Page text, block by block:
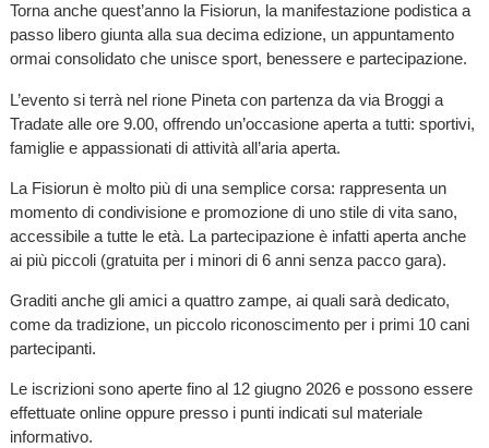
Torna anche quest’anno la Fisiorun, la manifestazione podistica a
passo libero giunta alla sua decima edizione, un appuntamento
ormai consolidato che unisce sport, benessere e partecipazione.
L’evento si terrà nel rione Pineta con partenza da via Broggi a
Tradate alle ore 9.00, offrendo un’occasione aperta a tutti: sportivi,
famiglie e appassionati di attività all’aria aperta.
La Fisiorun è molto più di una semplice corsa: rappresenta un
momento di condivisione e promozione di uno stile di vita sano,
accessibile a tutte le età. La partecipazione è infatti aperta anche
ai più piccoli (gratuita per i minori di 6 anni senza pacco gara).
Graditi anche gli amici a quattro zampe, ai quali sarà dedicato,
come da tradizione, un piccolo riconoscimento per i primi 10 cani
partecipanti.
Le iscrizioni sono aperte fino al 12 giugno 2026 e possono essere
effettuate online oppure presso i punti indicati sul materiale
informativo.